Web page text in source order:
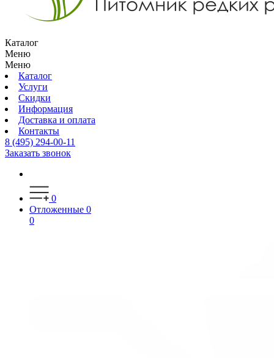
Каталог
Меню
Меню
Каталог
Услуги
Скидки
Информация
Доставка и оплата
Контакты
8 (495) 294-00-11
Заказать звонок
0
Отложенные 0
0